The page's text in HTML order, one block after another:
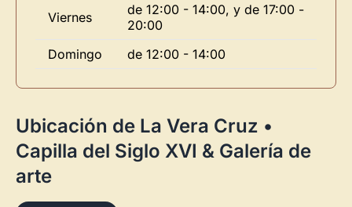
Viernes
de 12:00 - 14:00, y de 17:00 -
20:00
Domingo
de 12:00 - 14:00
Ubicación de La Vera Cruz •
Capilla del Siglo XVI & Galería de
arte
×
Novedad: Tu Panel de Usuario
Directorio de Arte
centro de control para gestionar todo tu arte.